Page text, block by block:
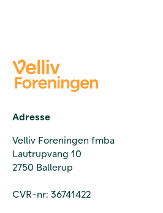
Adresse
Velliv Foreningen fmba
Lautrupvang 10
2750 Ballerup
CVR-nr: 36741422